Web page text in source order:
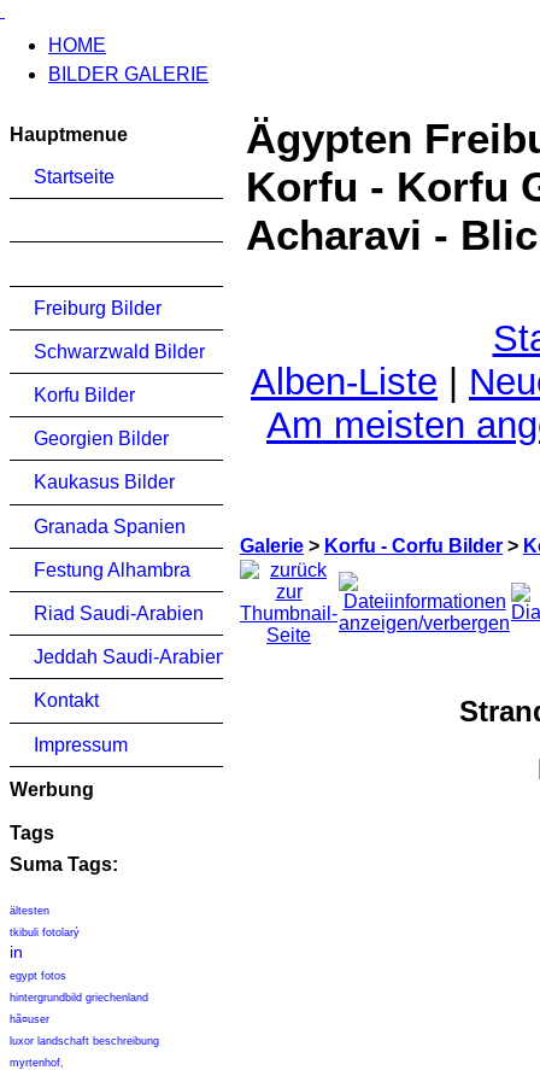
HOME
BILDER GALERIE
Hauptmenue
Startseite
Freiburg Bilder
Schwarzwald Bilder
Korfu Bilder
Georgien Bilder
Kaukasus Bilder
Granada Spanien
Festung Alhambra
Riad Saudi-Arabien
Jeddah Saudi-Arabien
Kontakt
Impressum
Werbung
Tags
Suma Tags:
ältesten
tkibuli fotolarý
in
egypt fotos
hintergrundbild griechenland
hã¤user
luxor landschaft beschreibung
myrtenhof,
Ägypten
Korfu - Korfu
Acharavi -
Alben-Liste
Am meisten
Galerie > Korfu - Corfu Bilder >